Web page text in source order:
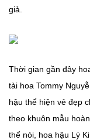
giả.
Thời gian gần đây
tài hoa Tommy
hậu thể hiện vẻ đẹp
theo khuôn mẫu
thể nói, hoa hậu Lý